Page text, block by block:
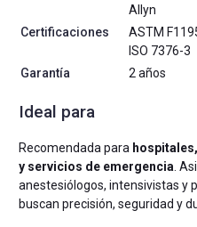
Allyn
Certificaciones
ASTM
ISO 7376-3
Garantía
2 años
Ideal para
Recomendada para
y servicios de emergencia.
anestesiólogos, intensivistas y
buscan precisión, seguridad y